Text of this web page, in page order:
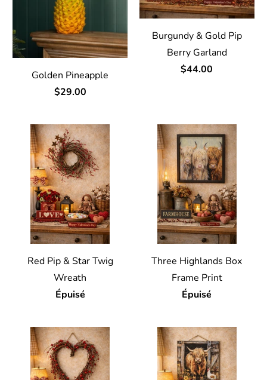
Golden Pineapple
$29.00
Burgundy & Gold Pip
Berry Garland
$44.00
Red Pip & Star Twig
Wreath
Épuisé
Three Highlands Box
Frame Print
Épuisé